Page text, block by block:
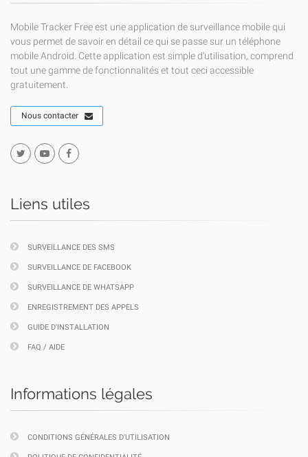
Mobile Tracker Free est une application de surveillance mobile qui
vous permet de savoir en détail ce qui se passe sur un téléphone
mobile Android. Cette application est simple d'utilisation, comprend
tout une gamme de fonctionnalités et tout ceci accessible
gratuitement.
Nous contacter
Liens utiles
SURVEILLANCE DES SMS
SURVEILLANCE DE FACEBOOK
SURVEILLANCE DE WHATSAPP
ENREGISTREMENT DES APPELS
GUIDE D'INSTALLATION
FAQ / AIDE
Informations légales
CONDITIONS GÉNÉRALES D'UTILISATION